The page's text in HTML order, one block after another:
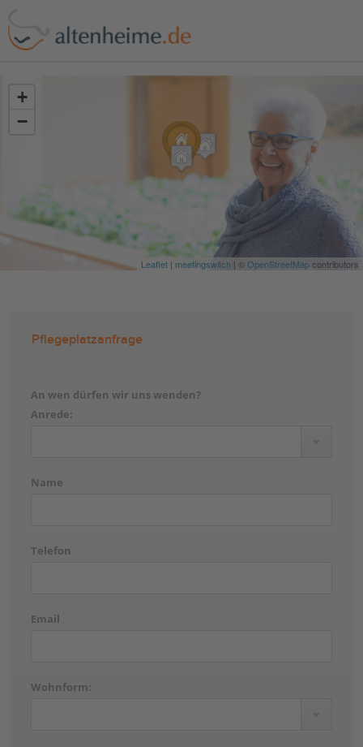
+
−
Leaflet | meetingswitch | ©OpenStreetMapcontributors
Pflegeplatzanfrage
An wen dürfen wir uns wenden?
Anrede:
Name
Telefon
Email
Wohnform: